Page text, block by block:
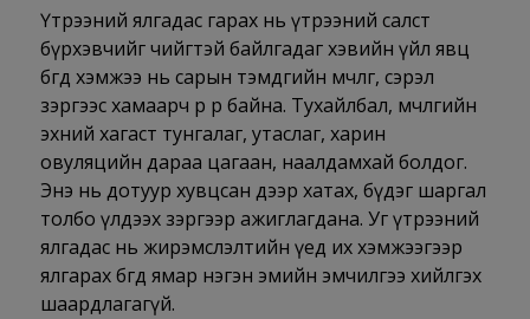
Үтрээний ялгадас гарах нь үтрээний салст
бүрхэвчийг чийгтэй байлгадаг хэвийн үйл явц
бөгөөд хэмжээ нь сарын тэмдгийн мөчлөг, сэрэл
зэргээс хамаарч өөр өөр байна. Тухайлбал, мөчлөгийн
эхний хагаст тунгалаг, утаслаг, харин
овуляцийн дараа цагаан, наалдамхай болдог.
Энэ нь дотуур хувцсан дээр хатах, бүдэг шаргал
толбо үлдээх зэргээр ажиглагдана. Уг үтрээний
ялгадас нь жирэмслэлтийн үед их хэмжээгээр
ялгарах бөгөөд ямар нэгэн эмийн эмчилгээ хийлгэх
шаардлагагүй.